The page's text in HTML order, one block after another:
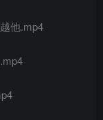
他.mp4